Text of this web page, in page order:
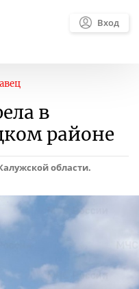
Вход
в
районе
области.